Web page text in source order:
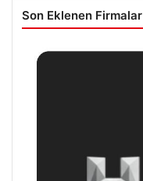
Son Eklenen Firmalar